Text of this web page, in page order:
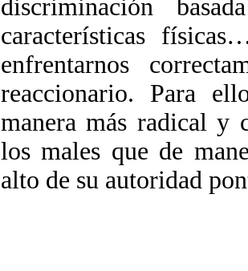
discriminación
características
enfrentarnos
reaccionario. Para
manera más radical y
los males que de
alto de su autoridad